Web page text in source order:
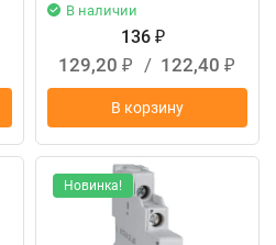
В наличии
136 ₽
129,20 ₽ / 122,40 ₽
В корзину
Новинка!